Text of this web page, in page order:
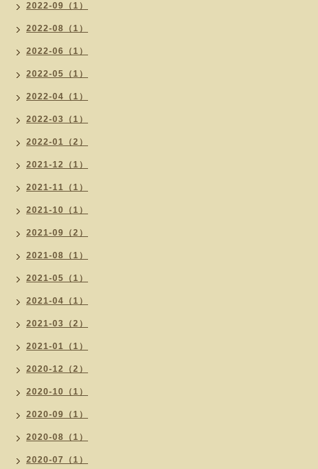
2022-09（1）
2022-08（1）
2022-06（1）
2022-05（1）
2022-04（1）
2022-03（1）
2022-01（2）
2021-12（1）
2021-11（1）
2021-10（1）
2021-09（2）
2021-08（1）
2021-05（1）
2021-04（1）
2021-03（2）
2021-01（1）
2020-12（2）
2020-10（1）
2020-09（1）
2020-08（1）
2020-07（1）